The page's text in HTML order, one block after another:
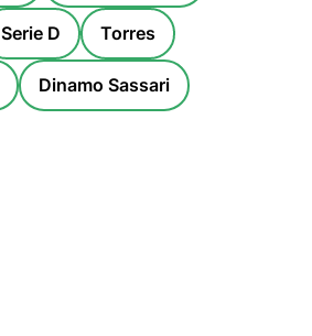
Serie D Torres
Dinamo Sassari